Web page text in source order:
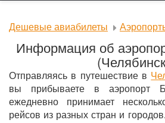
Дешевые авиабилеты
Информация об
Отправляясь в путешествие в
вы прибываете в аэропорт
ежедневно принимает
рейсов из разных стран и